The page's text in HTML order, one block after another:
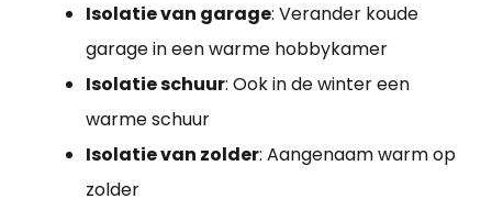
Isolatie van garage: Verander koude
garage in een warme hobbykamer
Isolatie schuur: Ook in de winter een
warme schuur
Isolatie van zolder: Aangenaam warm op
zolder